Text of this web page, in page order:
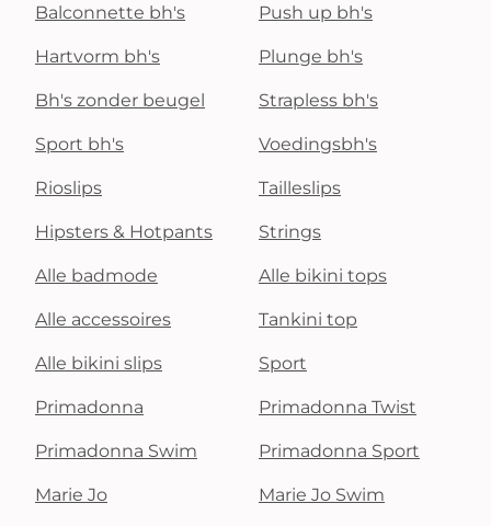
Balconnette bh's Push up bh's
Hartvorm bh's Plunge bh's
Bh's zonder beugel Strapless bh's
Sport bh's Voedingsbh's
Rioslips Tailleslips
Hipsters & Hotpants Strings
Alle badmode Alle bikini tops
Alle accessoires Tankini top
Alle bikini slips Sport
Primadonna Primadonna Twist
Primadonna Swim Primadonna Sport
Marie Jo Marie Jo Swim